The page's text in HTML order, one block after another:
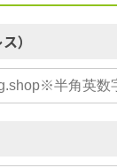
）